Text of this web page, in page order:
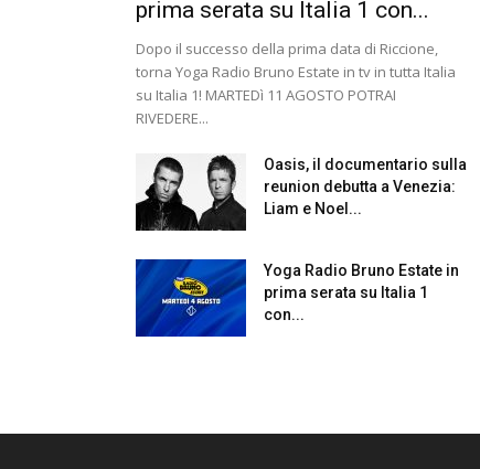
prima serata su Italia 1 con...
Dopo il successo della prima data di Riccione,
torna Yoga Radio Bruno Estate in tv in tutta Italia
su Italia 1! MARTEDì 11 AGOSTO POTRAI
RIVEDERE...
Oasis, il documentario sulla
reunion debutta a Venezia:
Liam e Noel...
Yoga Radio Bruno Estate in
prima serata su Italia 1
con...